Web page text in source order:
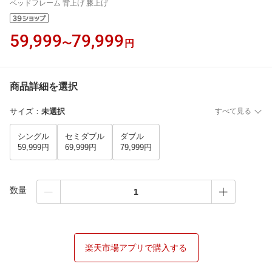
ベッドフレーム 背上げ 膝上げ
59,999〜79,999 円
商品詳細を選択
サイズ ： 未選択 すべて見る
シングル
59,999円
セミダブル
69,999円
ダブル
79,999円
数量
楽天市場アプリで購入する